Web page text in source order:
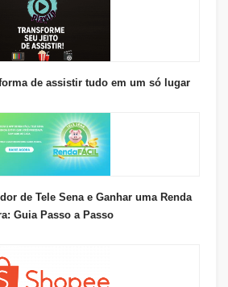
de assistir tudo em um só lugar
de Tele Sena e Ganhar uma Renda
Guia Passo a Passo